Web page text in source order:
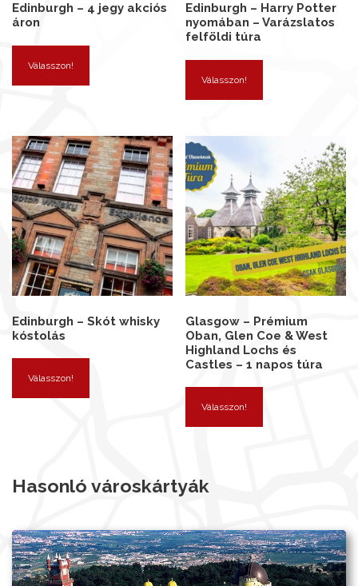
Edinburgh – 4 jegy akciós
áron
Válasszon!
Edinburgh – Harry Potter
nyomában – Varázslatos
felföldi túra
Válasszon!
Edinburgh – Skót whisky
kóstolás
Válasszon!
Glasgow – Prémium
Oban, Glen Coe & West
Highland Lochs és
Castles – 1 napos túra
Válasszon!
Hasonló városkártyák